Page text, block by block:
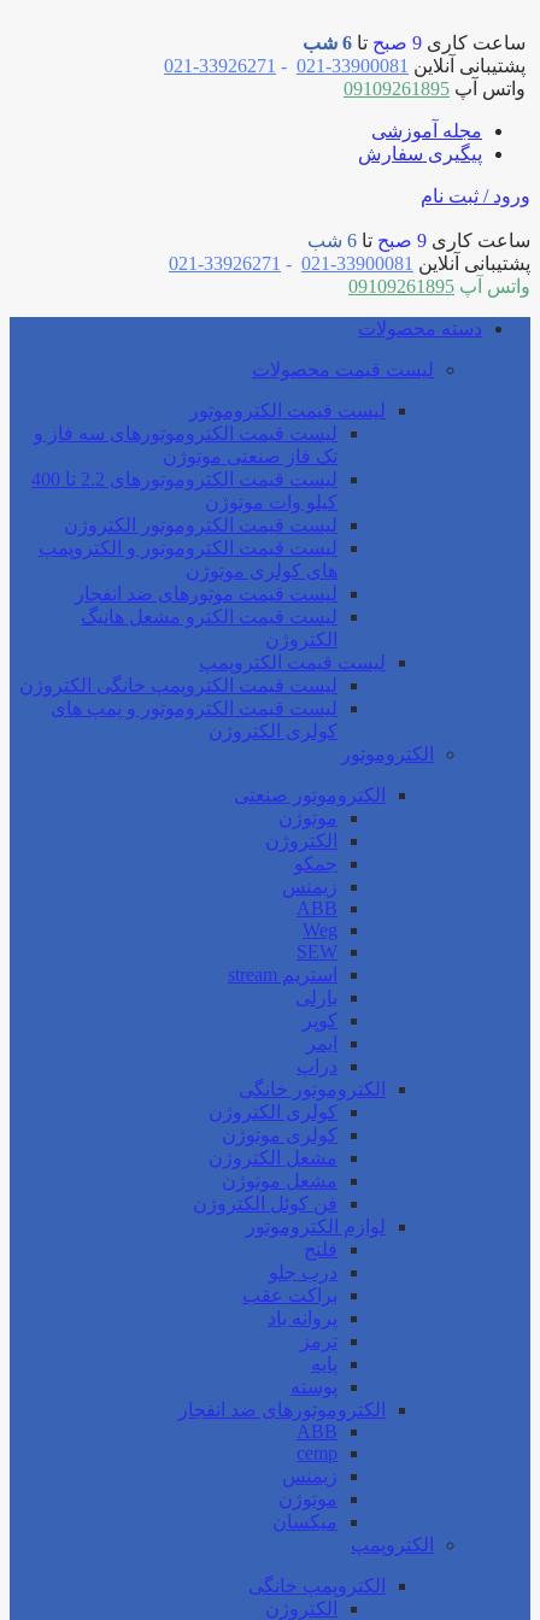
ساعت کاری 9 صبح تا 6 شب
پشتیبانی آنلاین 33900081-021
-
33926271-021
واتس آپ 09109261895
مجله آموزشی
پیگیری سفارش
ورود / ثبت نام
ساعت کاری 9 صبح تا 6 شب
پشتیبانی آنلاین 33900081-021
-
33926271-021
واتس آپ 09109261895
دسته محصولات
لیست قیمت محصولات
لیست قیمت الکتروموتور
لیست قیمت الکتروموتورهای سه فاز و
تک فاز صنعتی موتوژن
لیست قیمت الکتروموتورهای 2.2 تا 400
کیلو وات موتوژن
لیست قیمت الکتروموتور الکتروژن
لیست قیمت الکتروموتور و الکتروپمپ
های کولری موتوژن
لیست قیمت موتورهای ضد انفجار
لیست قیمت الکترو مشعل هانیگ
الکتروژن
لیست قیمت الکتروپمپ
لیست قیمت الکتروپمپ خانگی الکتروژن
لیست قیمت الکتروموتور و پمپ های
کولری الکتروژن
الکتروموتور
الکتروموتور صنعتی
موتوژن
الکتروژن
جمکو
زیمنس
ABB
Weg
SEW
استریم stream
بارلی
کوپر
ایمر
دراپ
الکتروموتور خانگی
کولری الکتروژن
کولری موتوژن
مشعل الکتروژن
مشعل موتوژن
فن کوئل الکتروژن
لوازم الکتروموتور
فلنج
درب جلو
براکت عقب
پروانه باد
ترمز
پایه
پوسته
الکتروموتورهای ضد انفجار
ABB
cemp
زیمنس
موتوژن
میکسان
الکتروپمپ
الکتروپمپ خانگی
الکتروژن